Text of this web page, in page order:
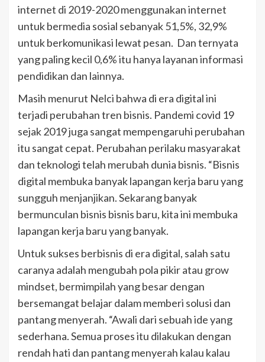
internet di 2019-2020 menggunakan internet
untuk bermedia sosial sebanyak 51,5%, 32,9%
untuk berkomunikasi lewat pesan. Dan ternyata
yang paling kecil 0,6% itu hanya layanan informasi
pendidikan dan lainnya.
Masih menurut Nelci bahwa di era digital ini
terjadi perubahan tren bisnis. Pandemi covid 19
sejak 2019 juga sangat mempengaruhi perubahan
itu sangat cepat. Perubahan perilaku masyarakat
dan teknologi telah merubah dunia bisnis. “Bisnis
digital membuka banyak lapangan kerja baru yang
sungguh menjanjikan. Sekarang banyak
bermunculan bisnis bisnis baru, kita ini membuka
lapangan kerja baru yang banyak.
Untuk sukses berbisnis di era digital, salah satu
caranya adalah mengubah pola pikir atau grow
mindset, bermimpilah yang besar dengan
bersemangat belajar dalam memberi solusi dan
pantang menyerah. “Awali dari sebuah ide yang
sederhana. Semua proses itu dilakukan dengan
rendah hati dan pantang menyerah kalau kalau